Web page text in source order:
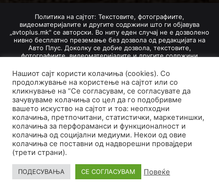
Политика на сајтот: Текстовите, фотографиите,
видеоматеријалите и другите содржини што ги објавува
„avtoplus.mk" се авторски. Во ниту еден случај не е дозволено
нивно бесплатно преземање без дозвола од редакцијата на
Авто Плус. Доколку се добие дозвола, текстовите,
фотографиите, видеоматеријалите и другите содржини
изворот и авторот со вметнување на директна интернет-врска
(линк) до оригиналната содржина на „avtoplus.mk". При
добивање на одобрување од редакцијата за превземање на
текст, може да се превземе само дел од новинарско дело
насловот, придружната фотографија (односно насловната
фотографија) и воведниот дел на текстот, познат како „лид".
Преземање содржини од „avtoplus.mk" надвор од овие услови
не е дозволено и подложи на санкционирање согласно
Законот за авторски и сродни права.
Developed by PROCESS IN. Hosted byGoHost.
Политика за приватност
Политика на колачиња
Нашиот сајт користи колачиња (cookies). Со
продолжување на користење на сајтот или со
кликнување на “Се согласувам, се согласувате да
зачувуваме колачиња со цел да го подобривме
вашето искуство на сајтот и тоа: неопходни
колачиња, претпочитани, статистички, маркетиншки,
колачиња за перфораманси и функционалност и
колачиња од социјални медиуми. Некои од овие
колачиња се поставни од надворешни провајдери
(трети страни).
ПОДЕСУВАЊА СЕ СОГЛАСУВАМ Повеќе